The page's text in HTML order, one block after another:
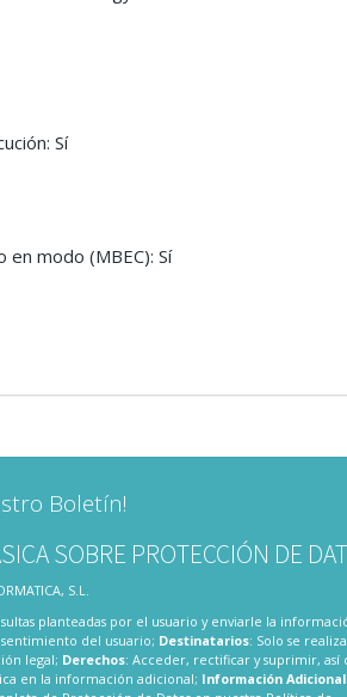
Sí
modo (MBEC): Sí
Boletín!
SOBRE PROTECCIÓN DE
S.L.
planteadas por el usuario y enviarle la
del usuario; Destinatarios: Solo se
legal; Derechos: Acceder, rectificar y suprimir, así
en la información adicional; Información Adicional